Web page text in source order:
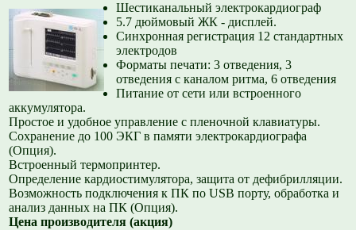
Шестиканальный электрокардиограф
5.7 дюймовый ЖК - дисплей.
Синхронная регистрация 12 стандартных
электродов
Форматы печати: 3 отведения, 3
отведения с каналом ритма, 6 отведения
Питание от сети или встроенного
аккумулятора.
Простое и удобное управление с пленочной клавиатуры.
Сохранение до 100 ЭКГ в памяти электрокардиографа
(Опция).
Встроенный термопринтер.
Определение кардиостимулятора, защита от дефибрилляции.
Возможность подключения к ПК по USB порту, обработка и
анализ данных на ПК (Опция).
Цена производителя (акция)